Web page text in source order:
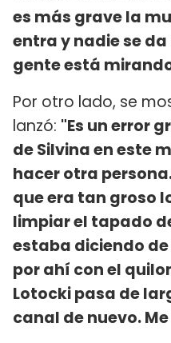
es más grave la
entra y nadie se
gente está
Por otro lado, se
lanzó: "Es un error
de Silvina en este
hacer otra
que era tan groso
limpiar el tapado
estaba diciendo
por ahí con el
Lotocki pasa de
canal de nuevo.